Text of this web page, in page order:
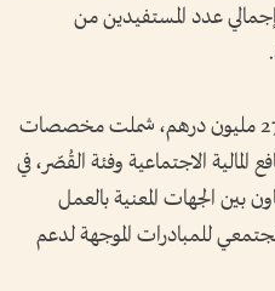
عدد المستفيدين من
بلغت القيمة الإجمالية للمبادرة 27.7 مليون درهم، شملت مخصصات
المالية الاجتماعية وفئة القُصّر، في
بين الجهات المعنية بالعمل
للمبادرات الموجهة لدعم